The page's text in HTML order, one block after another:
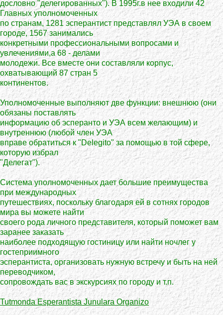
дословно "делегированных"). В 1995г.в нее входили 42
Главных уполномоченных
по странам, 1281 эсперантист представлял УЭА в своем
городе, 1567 занимались
конкретными профессиональными вопросами и
увлечениями,а 68 - делами
молодежи. Все вместе они составляли корпус,
охватывающий 87 стран 5
континентов.
Уполномоченные выполняют две функции: внешнюю (они
обязаны поставлять
информацию об эсперанто и УЭА всем желающим) и
внутреннюю (любой член УЭА
вправе обратиться к "Delegito" за помощью в той сфере,
которую избрал
"Делегат").
Система уполномоченных дает большие преимущества
при международных
путешествиях, поскольку благодаря ей в сотнях городов
мира вы можете найти
своего рода личного представителя, который поможет вам
заранее заказать
наиболее подходящую гостиницу или найти ночлег у
гостеприимного
эсперантиста, организовать нужную встречу и быть на ней
переводчиком,
сопровождать вас в экскурсиях по городу и т.п.
Tutmonda Esperantista Junulara Organizo